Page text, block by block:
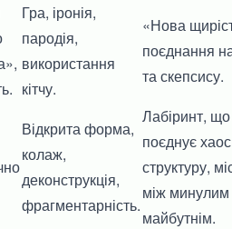
Гра, іронія,
пародія,
використання
кітчу.
«Нова
поєднання
та скепсису.
Відкрита форма,
колаж,
деконструкція,
фрагментарність.
Лабіринт, що
поєднує хаос
структуру,
між минулим
майбутнім.